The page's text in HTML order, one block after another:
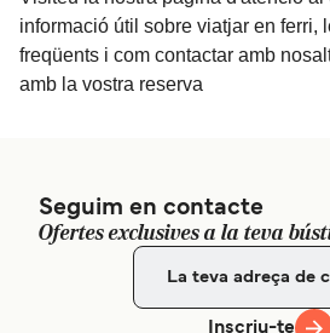
informació útil sobre viatjar en ferri,
freqüents i com contactar amb
amb la vostra reserva
Seguim en contacte
Ofertes exclusives a la teva
Inscriu-te